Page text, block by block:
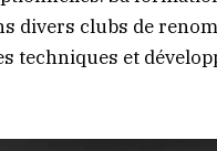
divers clubs de
techniques et